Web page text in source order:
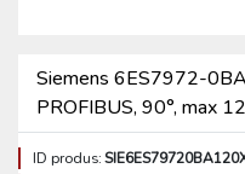
Siemens 6ES7972-
PROFIBUS, 90°, max
ID produs: